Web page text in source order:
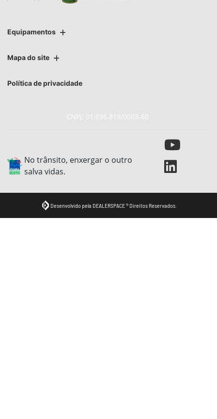
Equipamentos
Mapa do site
Política de privacidade
CNPJ: 01.696.819/0003-60
No trânsito, enxergar o outro
salva vidas.
Desenvolvido pela DEALERSPACE ® Direitos Reservados.